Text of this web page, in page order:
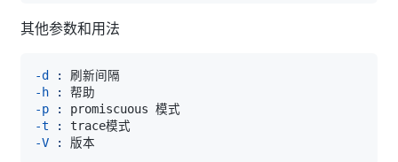
其他参数和用法
-d :
-h
:
-p
:
-t
:
-V
: